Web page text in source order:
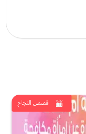
قصص النجاح